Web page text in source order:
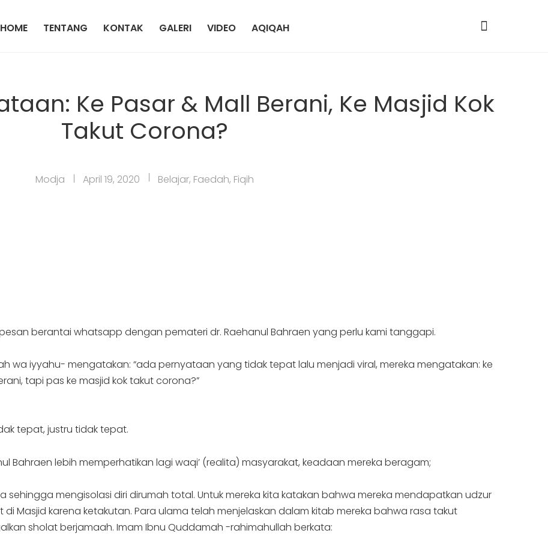
HOME TENTANG KONTAK GALERI VIDEO AQIQAH
Ke Pasar & Mall Berani, Ke Masjid Kok
Takut Corona?
Modja April 19, 2020 Belajar, Faedah, Fiqih
berantai whatsapp dengan pemateri dr. Raehanul Bahraen yang perlu kami tanggapi.
wa iyyahu- mengatakan: “ada pernyataan yang tidak tepat lalu menjadi viral, mereka mengatakan: ke
tapi pas ke masjid kok takut corona?”
tepat, justru tidak tepat.
Bahraen lebih memperhatikan lagi waqi’ (realita) masyarakat, keadaan mereka beragam;
mengisolasi diri dirumah total. Untuk mereka kita katakan bahwa mereka mendapatkan udzur
Masjid karena ketakutan. Para ulama telah menjelaskan dalam kitab mereka bahwa rasa takut
sholat berjamaah. Imam Ibnu Quddamah -rahimahullah berkata: